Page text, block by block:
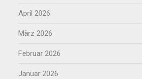
April 2026
März 2026
Februar 2026
Januar 2026